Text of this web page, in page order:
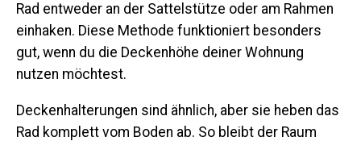
Rad entweder an der Sattelstütze oder am Rahmen
einhaken. Diese Methode funktioniert besonders
gut, wenn du die Deckenhöhe deiner Wohnung
nutzen möchtest.
Deckenhalterungen sind ähnlich, aber sie heben das
Rad komplett vom Boden ab. So bleibt der Raum